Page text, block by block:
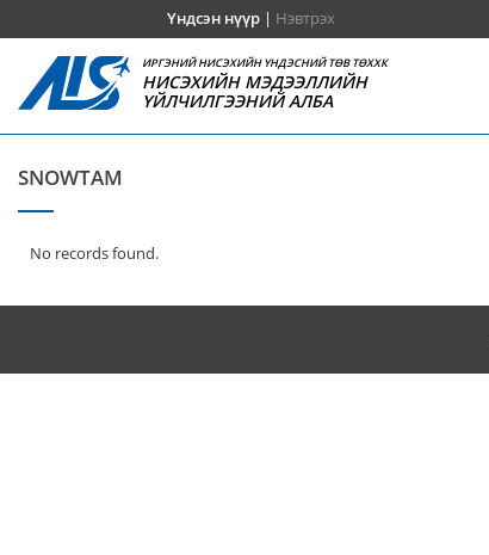
Үндсэн нүүр| Нэвтрэх
ИРГЭНИЙ НИСЭХИЙН ҮНДЭСНИЙ ТӨВ ТӨХХК
НИСЭХИЙН МЭДЭЭЛЛИЙН
ҮЙЛЧИЛГЭЭНИЙ АЛБА
SNOWTAM
No records found.